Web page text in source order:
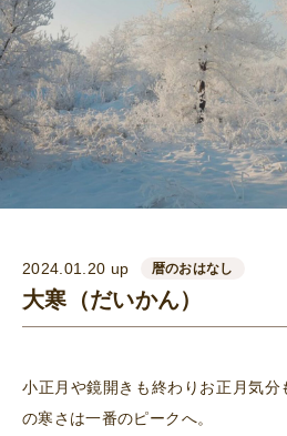
2024.01.20 up 暦のおはなし
大寒（だいかん）
小正月や鏡開きも終わりお正月気
の寒さは一番のピークへ。